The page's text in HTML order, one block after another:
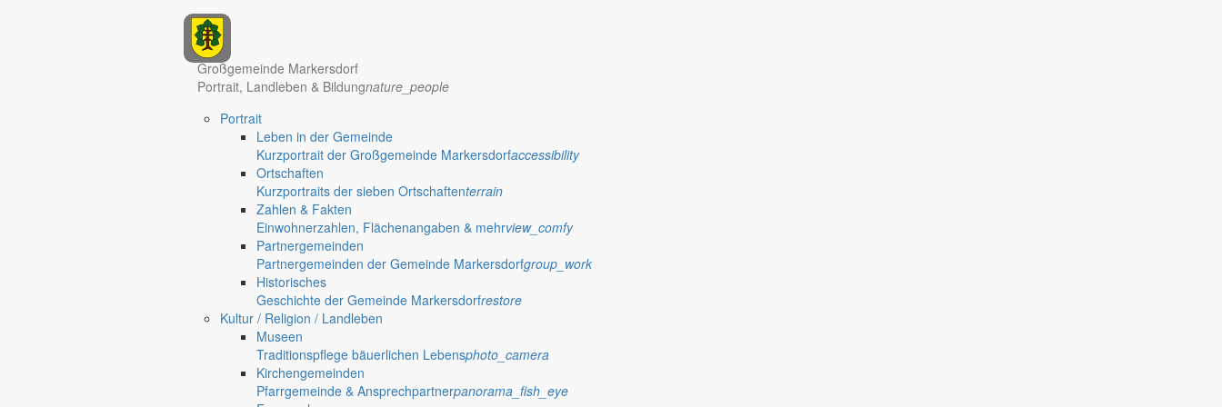
Hotel Nürnberg
anzeigen@gemeinde-markersdorf.de
Großgemeinde Markersdorf
Portrait, Landleben & Bildungnature_people
Portrait
Leben in der Gemeinde
Kurzportrait der Großgemeinde Markersdorfaccessibility
Ortschaften
Kurzportraits der sieben Ortschaftenterrain
Zahlen & Fakten
Einwohnerzahlen, Flächenangaben & mehrview_comfy
Partnergemeinden
Partnergemeinden der Gemeinde Markersdorfgroup_work
Historisches
Geschichte der Gemeinde Markersdorfrestore
Kultur / Religion / Landleben
Museen
Traditionspflege bäuerlichen Lebensphoto_camera
Kirchengemeinden
Pfarrgemeinde & Ansprechpartnerpanorama_fish_eye
Veranstaltungen
Schulung für Verkehrsteilnehmer in Holtendorf
Deutsch-Paulsdorf